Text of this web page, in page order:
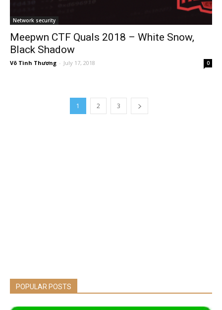
Network security
Meepwn CTF Quals 2018 – White Snow,
Black Shadow
Võ Tình Thương - July 17, 2018 0
1 2 3
POPULAR POSTS